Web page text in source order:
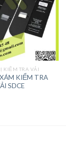
KIỂM TRA VẢI
KIỂM TRA
SDCE